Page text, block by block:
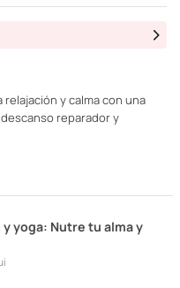
y calma con una
reparador y
yoga: Nutre tu alma y